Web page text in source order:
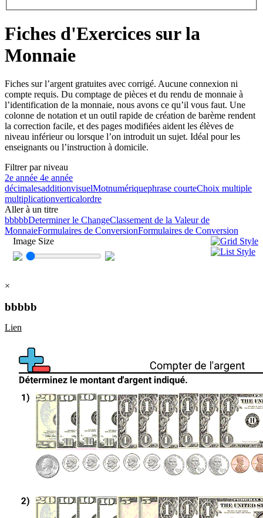
Fiches d'Exercices sur la
Monnaie
Fiches sur l’argent gratuites avec corrigé. Aucune connexion ni
compte requis. Du comptage de pièces et du rendu de monnaie à
l’identification de la monnaie, nous avons ce qu’il vous faut. Une
colonne de notation et un outil rapide de création de barème rendent
la correction facile, et des pages modifiées aident les élèves de
niveau inférieur ou lorsque l’on introduit un sujet. Idéal pour les
enseignants ou l’instruction à domicile.
Filtrer par niveau
2e année 4e année
décimalesadditionvisuelMotnumériquephrase courteChoix multiple
multiplicationverticalordre
Aller à un titre
bbbbbDeterminer le ChangeClassement de la Valeur de
MonnaieFormulaires de ConversionFormulaires de Conversion
Image Size
×
bbbbb
Lien